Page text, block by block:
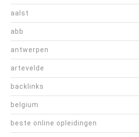
aalst
abb
antwerpen
artevelde
backlinks
belgium
beste online opleidingen